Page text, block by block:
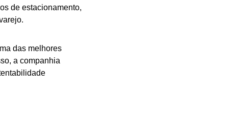
de estacionamento,
das melhores
a companhia